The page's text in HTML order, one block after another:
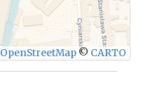
OpenStreetMap © CARTO